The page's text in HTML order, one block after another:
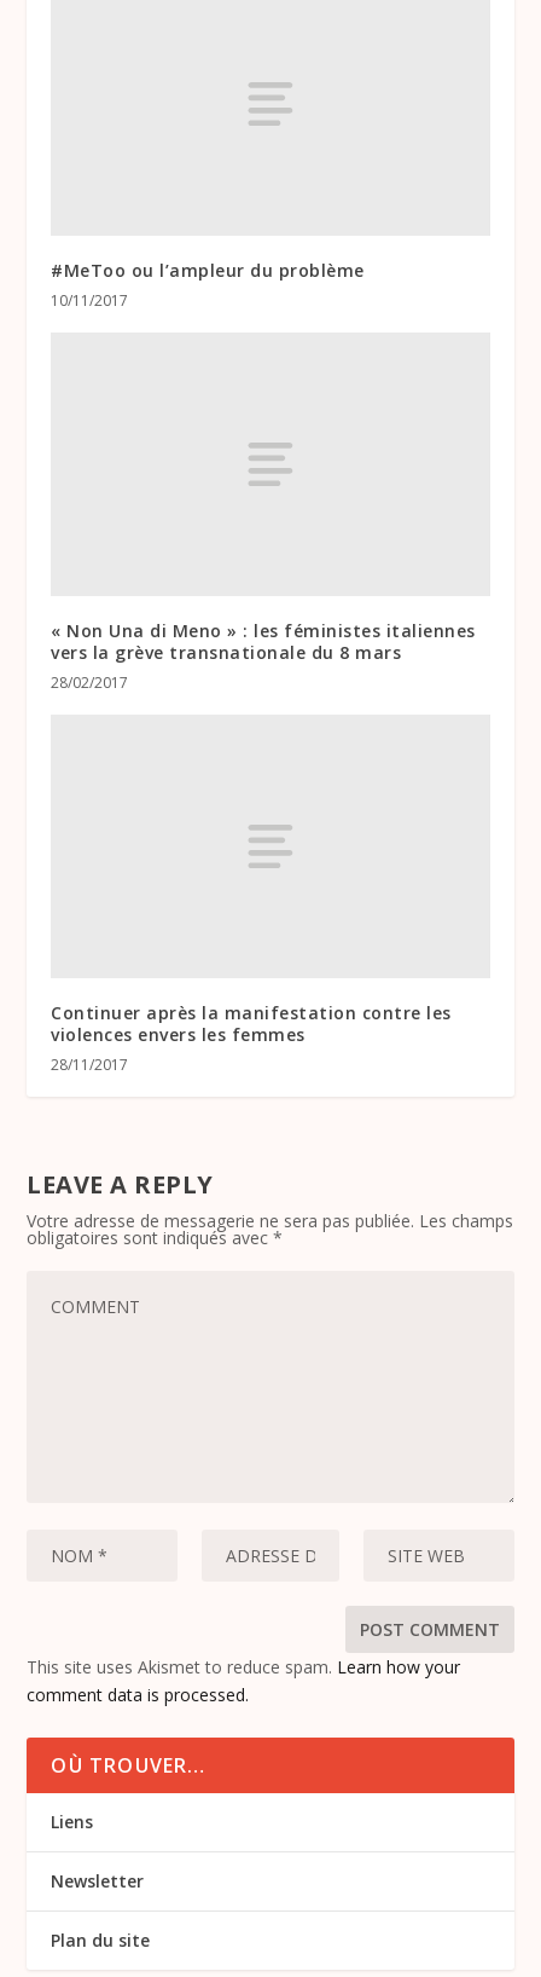
#MeToo ou l’ampleur du problème
10/11/2017
« Non Una di Meno » : les féministes italiennes
vers la grève transnationale du 8 mars
28/02/2017
Continuer après la manifestation contre les
violences envers les femmes
28/11/2017
LEAVE A REPLY
Votre adresse de messagerie ne sera pas publiée. Les champs
obligatoires sont indiqués avec*
This site uses Akismet to reduce spam. Learn how your
comment data is processed.
OÙ TROUVER…
Liens
Newsletter
Plan du site